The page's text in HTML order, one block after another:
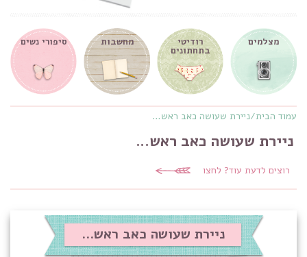
מצלמים רודיטי
בתחתונים
מחשבות סיפורי נשים
עמוד הבית/ניירת שעושה כאב ראש…
ניירת שעושה כאב ראש…
רוצים לדעת עוד? לחצו
ניירת שעושה כאב ראש…